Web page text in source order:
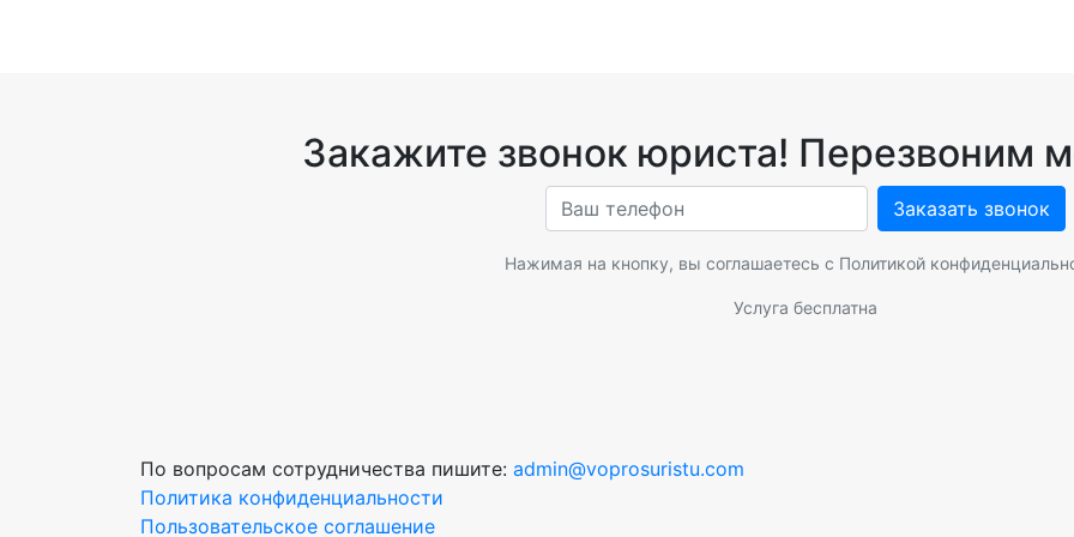
Закажите звонок юриста! Перезвоним
Заказать звонок
Нажимая на кнопку, вы соглашаетесь с Политикой
Услуга бесплатна
По вопросам сотрудничества пишите: admin@voprosuristu.com
Политика конфиденциальности
Пользовательское соглашение